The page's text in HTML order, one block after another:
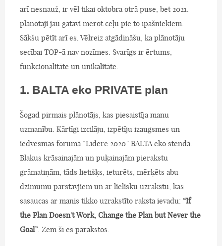
arī nesnauž, ir vēl tikai oktobra otrā puse, bet 2021.
plānotāji jau gatavi mērot ceļu pie to īpašniekiem.
Sākšu pētīt arī es. Vēlreiz atgādināšu, ka plānotāju
secībai TOP-ā nav nozīmes. Svarīgs ir ērtums,
funkcionalitāte un unikalitāte.
1. BALTA eko PRIVATE plan
Šogad pirmais plānotājs, kas piesaistīja manu
uzmanību. Kārtīgi izcilāju, izpētīju izaugsmes un
iedvesmas forumā “Līdere 2020” BALTA eko stendā.
Blakus krāsainajām un puķainajām pierakstu
grāmatiņām, tāds lietišķs, ieturēts, mērķēts abu
dzimumu pārstāvjiem un ar lielisku uzrakstu, kas
sasaucas ar manis tikko uzrakstīto raksta ievadu: “If
the Plan Doesn't Work, Change the Plan but Never the
Goal”. Zem šī es parakstos.